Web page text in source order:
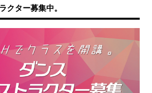
クター募集中。